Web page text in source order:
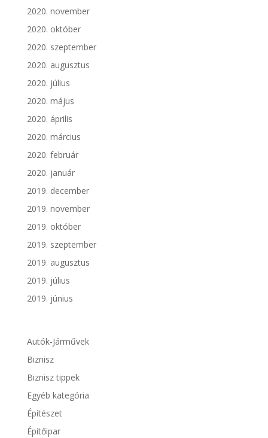
2020. november
2020. október
2020. szeptember
2020. augusztus
2020. július
2020. május
2020. április
2020. március
2020. február
2020. január
2019. december
2019. november
2019. október
2019. szeptember
2019. augusztus
2019. július
2019. június
Autók-Járművek
Biznisz
Biznisz tippek
Egyéb kategória
Építészet
Építőipar